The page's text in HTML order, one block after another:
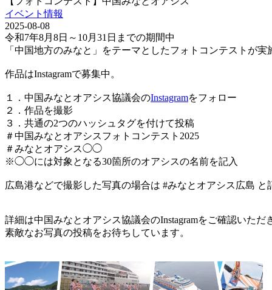
イベント情報
2025-08-08
令和7年8月8日～10月31日までの期間中
「中国地方のみなと」をテーマとしたフォトコンテストが実
作品はInstagramで募集中。
１．中国みなとオアシス協議会のInstagramをフォロー
２．作品を撮影
３．共通の2つのハッシュタグを付けて投稿
＃中国みなとオアシスフォトコンテスト2025
＃みなとオアシス◯◯
※◯◯には対象となる30箇所のオアシスの名前を記入
広島港などで撮影した写真の場合は #みなとオアシス広島 と
詳細は中国みなとオアシス協議会のInstagramをご確認いただ
素敵なお写真の投稿をお待ちしています。